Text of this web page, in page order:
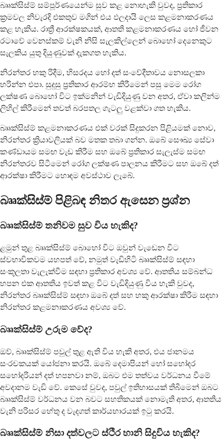
බෲක්සිස්ම් සම්පූර්ණයෙන්ම සුව කළ නොහැකි වුවද, ප්‍රතිකාර
ක්‍රමවල නිවැරදි එකතුව මගින් එය ඵලදායි ලෙස කළමනාකරණය
කළ හැකිය. රාත්‍රී ආරක්ෂකයක්, ආතති කළමනාකරණය හෝ ජීවන
රටාවේ වෙනස්කම් වැනි නිසි සැලකිල්ලෙන් බොහෝ දෙනෙකුට
සැලකිය යුතු දියුණුවක් දැකගත හැකිය.
නිරන්තර හකු රිදීම, හිසරදය හෝ දත් සංවේදීතාවය නොසලකා
හරින්න එපා. සුදුසු ප්‍රතිකාර ආරම්භ කිරීමෙන් පසු මෙම රෝග
ලක්ෂණ බොහෝ විට ඉක්මනින් වැඩිදියුණු වන අතර, ඒවා කලින්ම
ලිහිල් කිරීමෙන් තවත් බරපතල ගැටලු වළක්වා ගත හැකිය.
බෲක්සිස්ම් කළමනාකරණය එක් වරක් සිදුකරන පිළියමක් නොව,
නිරන්තර ක්‍රියාවලියක් බව මතක තබා ගන්න. ඔබේ සෞඛ්‍ය සේවා
කණ්ඩායම සමඟ වැඩ කිරීම සහ ඔබේ ප්‍රතිකාර සැලැස්ම සමඟ
නිරන්තරව සිටීමෙන් රෝග ලක්ෂණ පාලනය කිරීමට සහ ඔබේ දත්
ආරක්ෂා කිරීමට හොඳම අවස්ථාව ලැබේ.
බෲක්සිස්ම් පිළිබඳ නිතර ඇසෙන ප්‍රශ්න
බෲක්සිස්ම් තනිවම සුව විය හැකිද?
ළමුන් තුළ බෲක්සිස්ම් බොහෝ විට ඔවුන් වැඩෙන විට
ස්වභාවිකවම යහපත් වේ, නමුත් වැඩිහිටි බෲක්සිස්ම් සඳහා
සංකූලතා වැලැක්වීම සඳහා ප්‍රතිකාර අවශ්‍ය වේ. ආතතිය සම්බන්ධ
හපන එක ආතතිය ඉවත් කළ විට වැඩිදියුණු විය හැකි වුවද,
නිරන්තර බෲක්සිස්ම් සඳහා ඔබේ දත් සහ හකු ආරක්ෂා කිරීම සඳහා
නිරන්තර කළමනාකරණය අවශ්‍ය වේ.
බෲක්සිස්ම් උරුම වේද?
ඔව්, බෲක්සිස්ම් පවුල් තුළ ඇති විය හැකි අතර, එය ජානමය
සංරචකයක් යෝජනා කරයි. ඔබේ දෙමාපියන් හෝ සහෝදර
සහෝදරියන් දත් හපනවා නම්, ඔබට එම තත්වය වර්ධනය වීමේ
අවදානම වැඩි වේ. කෙසේ වුවද, පවුල් ඉතිහාසයක් තිබීමෙන් ඔබට
බෲක්සිස්ම් වර්ධනය වන බවට සහතිකයක් නොමැති අතර, ආතතිය
වැනි පරිසර හේතු ද වැදගත් කාර්යභාරයක් ඉටු කරයි.
බෲක්සිස්ම් නිසා දත්වලට ස්ථිර හානි සිදුවිය හැකිද?